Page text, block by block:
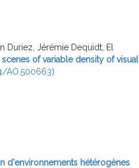
Duriez, Jérémie Dequidt, El
of variable density of visual
AO.500663⟩
d'environnements hétérogènes